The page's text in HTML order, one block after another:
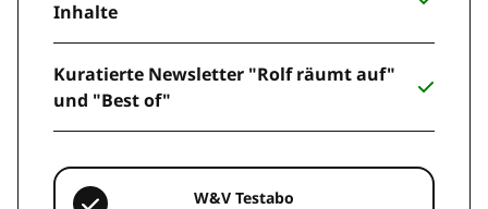
Inhalte
Kuratierte Newsletter "Rolf räumt auf"
und "Best of"
W&V Testabo